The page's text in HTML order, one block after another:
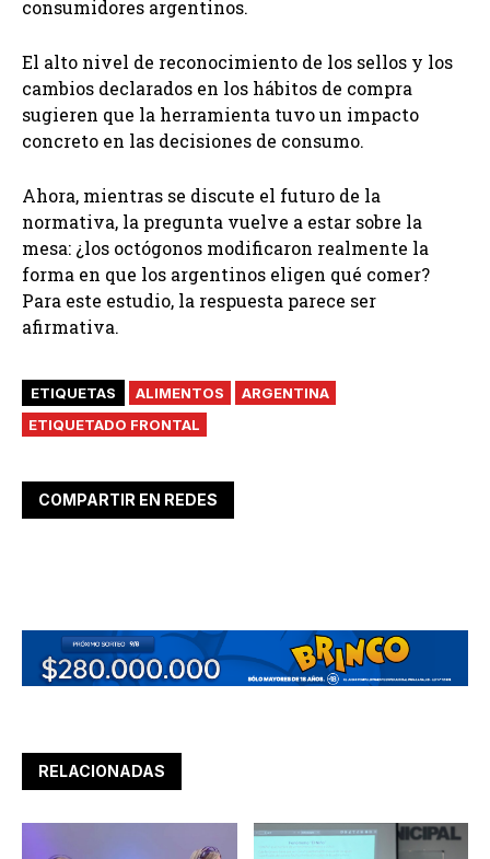
consumidores argentinos.
El alto nivel de reconocimiento de los sellos y los
cambios declarados en los hábitos de compra
sugieren que la herramienta tuvo un impacto
concreto en las decisiones de consumo.
Ahora, mientras se discute el futuro de la
normativa, la pregunta vuelve a estar sobre la
mesa: ¿los octógonos modificaron realmente la
forma en que los argentinos eligen qué comer?
Para este estudio, la respuesta parece ser
afirmativa.
ETIQUETAS ALIMENTOS
ARGENTINA
ETIQUETADO FRONTAL
COMPARTIR EN REDES
RELACIONADAS